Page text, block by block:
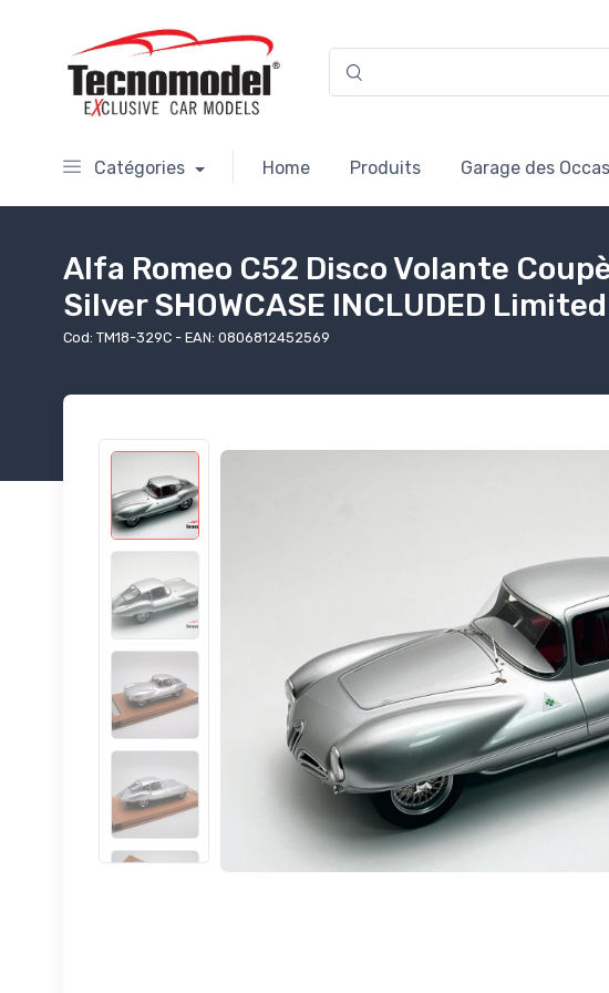
Catégories Home Produits Garage des
Alfa Romeo C52 Disco Volante
Silver SHOWCASE INCLUDED
Cod: TM18-329C - EAN: 0806812452569